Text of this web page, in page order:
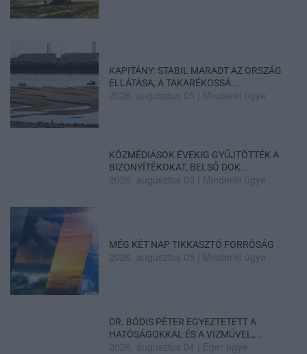
KAPITÁNY: STABIL MARADT AZ ORSZÁG
ELLÁTÁSA, A TAKARÉKOSSÁ...
2026. augusztus 05 Mindenki ügye
KÖZMÉDIÁSOK ÉVEKIG GYŰJTÖTTÉK A
BIZONYÍTÉKOKAT, BELSŐ DOK...
2026. augusztus 05 Mindenki ügye
MÉG KÉT NAP TIKKASZTÓ FORRÓSÁG
2026. augusztus 05 Mindenki ügye
DR. BÓDIS PÉTER EGYEZTETETT A
HATÓSÁGOKKAL ÉS A VÍZMŰVEL,...
2026. augusztus 04 Eger ügye